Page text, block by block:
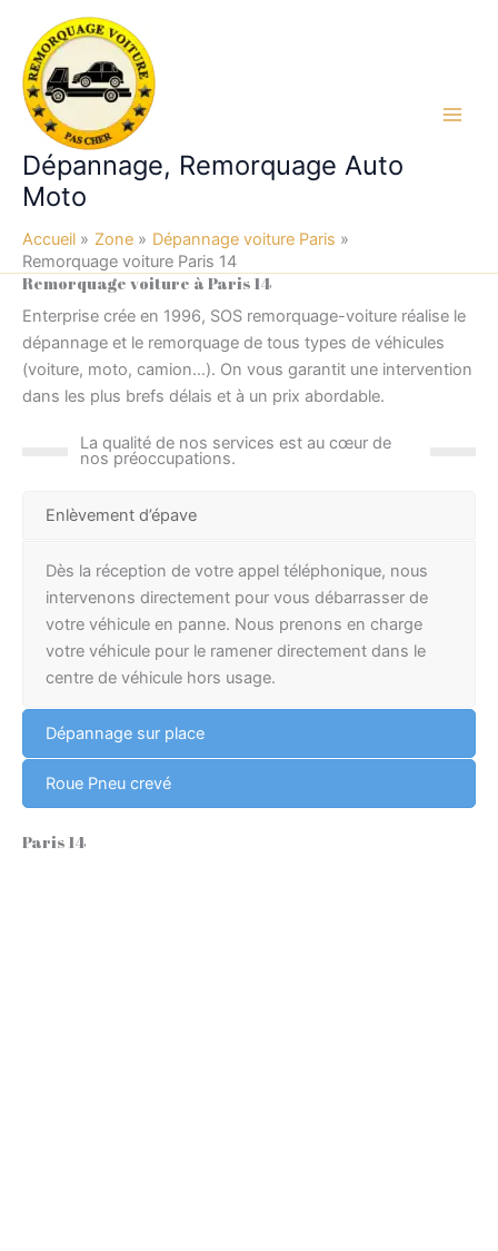
contenu
Dépannage, Remorquage Auto
Moto
Accueil Zone
Dépannage voiture Paris
Remorquage voiture Paris 14
Remorquage voiture à Paris 14
Enterprise crée en 1996, SOS remorquage-voiture réalise le
dépannage et le remorquage de tous types de véhicules
(voiture, moto, camion…). On vous garantit une intervention
dans les plus brefs délais et à un prix abordable.
La qualité de nos services est au cœur de
nos préoccupations.
Enlèvement d’épave
Dès la réception de votre appel téléphonique, nous
intervenons directement pour vous débarrasser de
votre véhicule en panne. Nous prenons en charge
votre véhicule pour le ramener directement dans le
centre de véhicule hors usage.
Dépannage sur place
Roue Pneu crevé
Paris 14